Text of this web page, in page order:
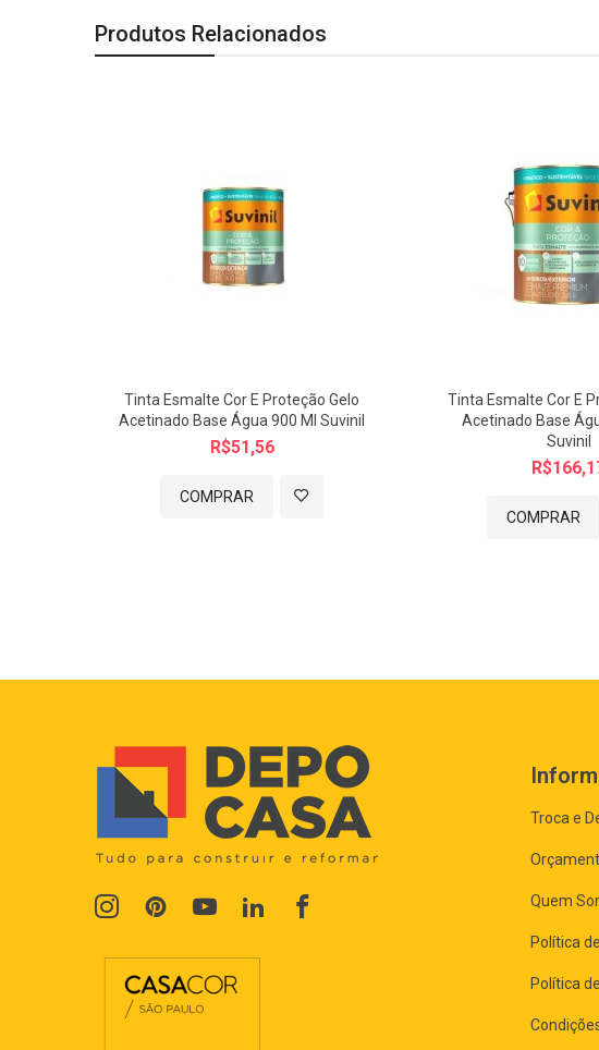
COR:Preto Acetinado
Produtos Relacionados
Tinta Esmalte Cor E Proteção Gelo
Acetinado Base Água 900 Ml Suvinil
R$51,56
COMPRAR
Tinta Esmalte Cor E
Acetinado Base
Suvinil
COMPRAR
Troca e
Quem
Política
Política